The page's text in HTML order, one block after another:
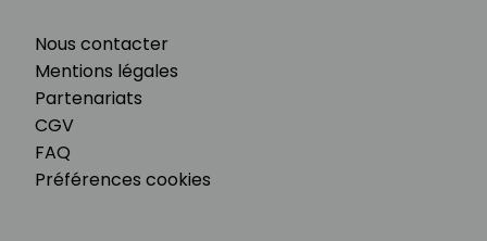
Nous contacter
Mentions légales
Partenariats
CGV
FAQ
Préférences cookies